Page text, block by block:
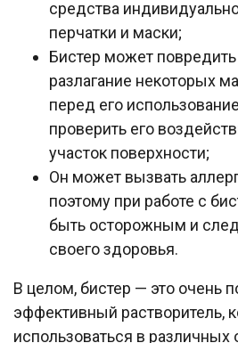
средства
перчатки и маски;
Бистер может
разлагание некоторых
перед его
проверить его
участок поверхности;
Он может вызвать
поэтому при работе с
быть осторожным и
своего здоровья.
В целом, бистер — это очень
эффективный растворитель,
использоваться в различных